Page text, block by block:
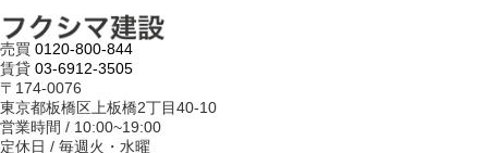
売買 0120-800-844
賃貸 03-6912-3505
〒174-0076
東京都板橋区上板橋2丁目40-10
営業時間 / 10:00~19:00
定休日 / 毎週火・水曜